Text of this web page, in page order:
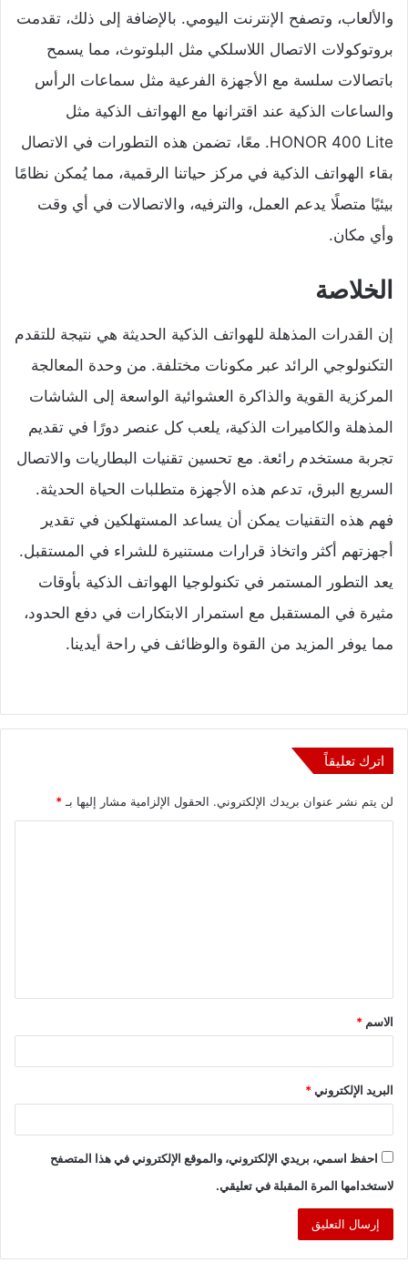
والألعاب، وتصفح الإنترنت اليومي. بالإضافة إلى ذلك، تقدمت
بروتوكولات الاتصال اللاسلكي مثل البلوتوث، مما يسمح
باتصالات سلسة مع الأجهزة الفرعية مثل سماعات الرأس
والساعات الذكية عند اقترانها مع الهواتف الذكية مثل
HONOR 400 Lite. معًا، تضمن هذه التطورات في الاتصال
بقاء الهواتف الذكية في مركز حياتنا الرقمية، مما يُمكن نظامًا
بيئيًا متصلًا يدعم العمل، والترفيه، والاتصالات في أي وقت
وأي مكان.
الخلاصة
إن القدرات المذهلة للهواتف الذكية الحديثة هي نتيجة للتقدم
التكنولوجي الرائد عبر مكونات مختلفة. من وحدة المعالجة
المركزية القوية والذاكرة العشوائية الواسعة إلى الشاشات
المذهلة والكاميرات الذكية، يلعب كل عنصر دورًا في تقديم
تجربة مستخدم رائعة. مع تحسين تقنيات البطاريات والاتصال
السريع البرق، تدعم هذه الأجهزة متطلبات الحياة الحديثة.
فهم هذه التقنيات يمكن أن يساعد المستهلكين في تقدير
أجهزتهم أكثر واتخاذ قرارات مستنيرة للشراء في المستقبل.
يعد التطور المستمر في تكنولوجيا الهواتف الذكية بأوقات
مثيرة في المستقبل مع استمرار الابتكارات في دفع الحدود،
مما يوفر المزيد من القوة والوظائف في راحة أيدينا.
اترك تعليقاً
لن يتم نشر عنوان بريدك الإلكتروني. الحقول الإلزامية مشار إليها بـ *
ق
*
الاسم *
البريد الإلكتروني*
احفظ اسمي، بريدي الإلكتروني، والموقع الإلكتروني في هذا المتصفح
لاستخدامها المرة المقبلة في تعليقي.